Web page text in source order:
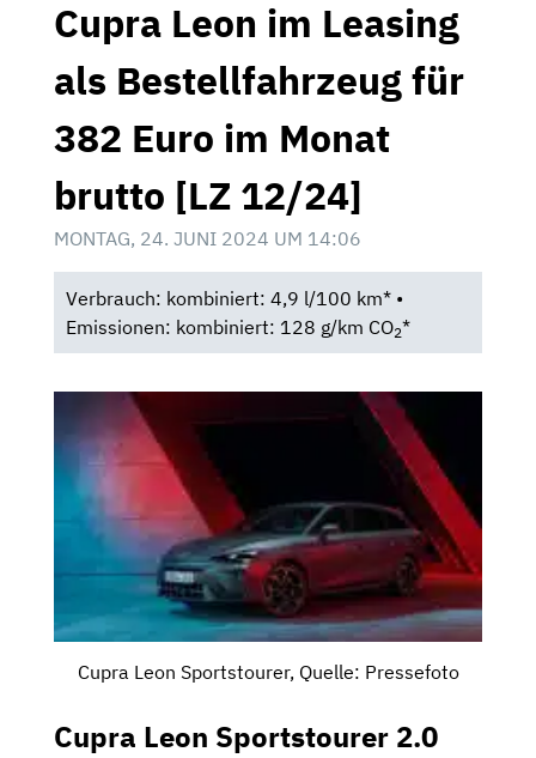
Cupra Leon im Leasing
als Bestellfahrzeug für
382 Euro im Monat
brutto [LZ 12/24]
MONTAG, 24. JUNI 2024 UM 14:06
Verbrauch: kombiniert: 4,9 l/100 km* •
Emissionen: kombiniert: 128 g/km CO2*
Cupra Leon Sportstourer, Quelle: Pressefoto
Cupra Leon Sportstourer 2.0